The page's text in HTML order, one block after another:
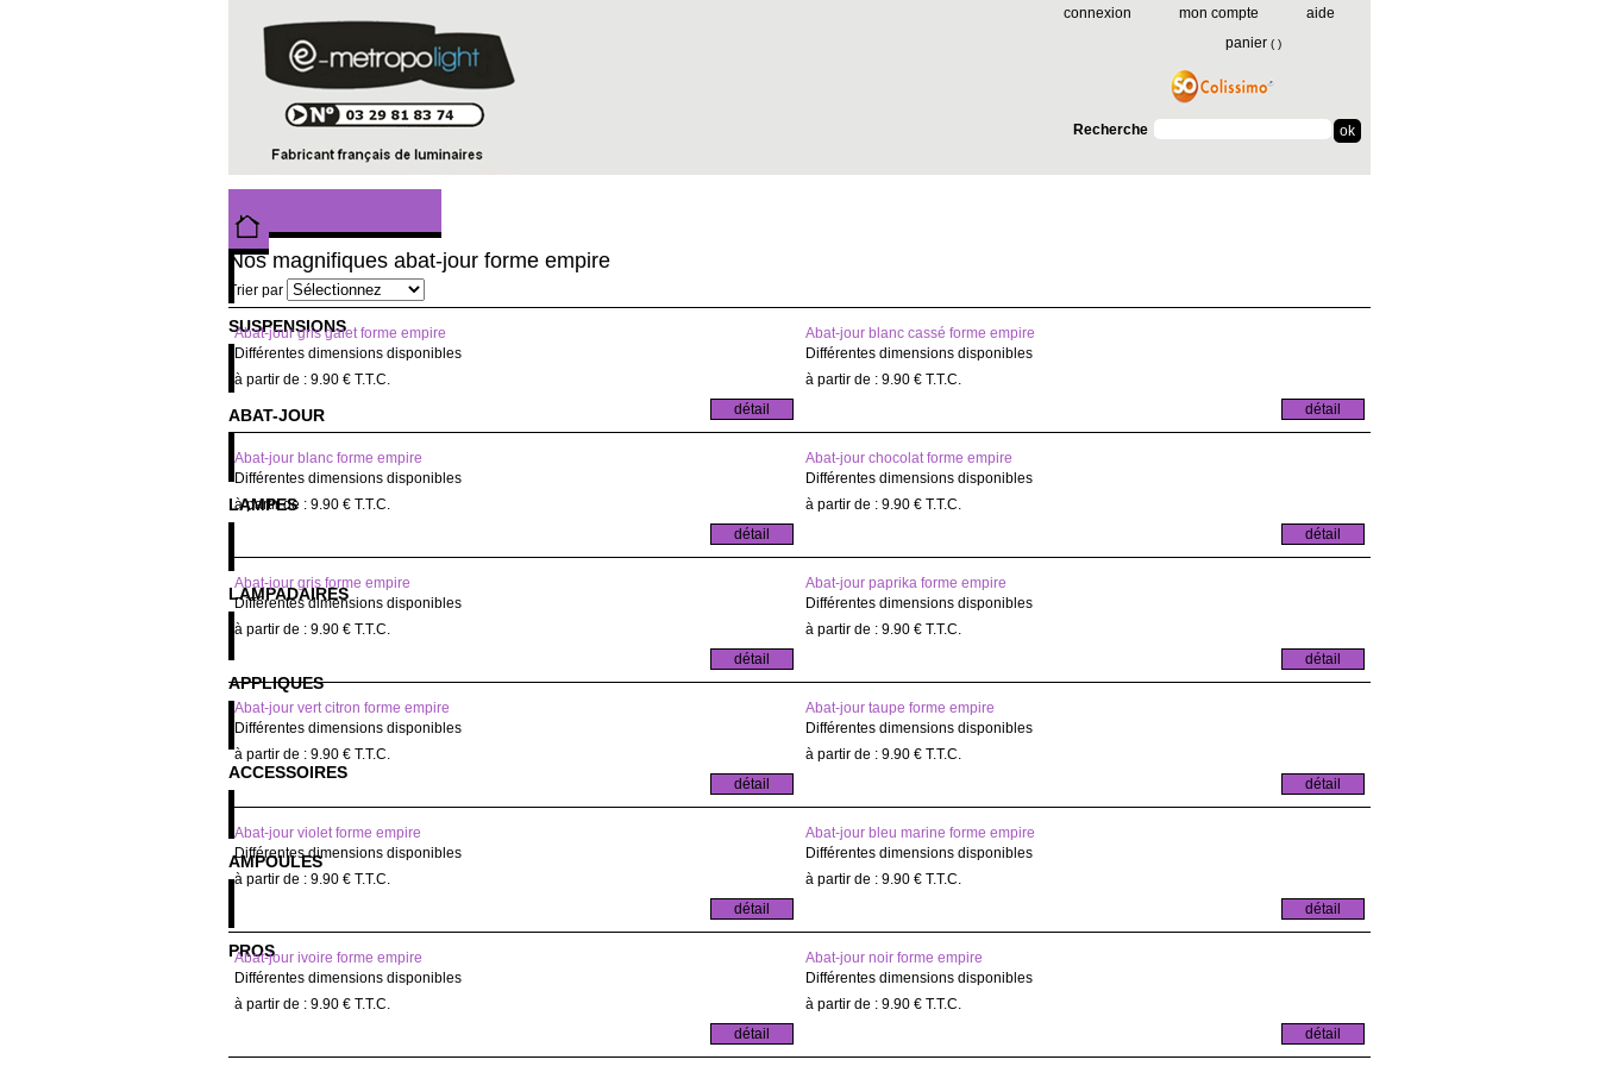
aide
mon compte
connexion
panier ( )
SUSPENSIONS
ABAT-JOUR
LAMPES
LAMPADAIRES
APPLIQUES
ACCESSOIRES
AMPOULES
PROS
Recherche
Nos magnifiques abat-jour forme empire
Trier par
Abat-jour gris galet forme empire
Différentes dimensions disponibles
9.90 € T.T.C.
Abat-jour blanc cassé forme empire
Différentes dimensions disponibles
9.90 € T.T.C.
Abat-jour blanc forme empire
Différentes dimensions disponibles
9.90 € T.T.C.
Abat-jour chocolat forme empire
Différentes dimensions disponibles
9.90 € T.T.C.
Abat-jour gris forme empire
Différentes dimensions disponibles
9.90 € T.T.C.
Abat-jour paprika forme empire
Différentes dimensions disponibles
9.90 € T.T.C.
Abat-jour vert citron forme empire
Différentes dimensions disponibles
9.90 € T.T.C.
Abat-jour taupe forme empire
Différentes dimensions disponibles
9.90 € T.T.C.
Abat-jour violet forme empire
Différentes dimensions disponibles
9.90 € T.T.C.
Abat-jour bleu marine forme empire
Différentes dimensions disponibles
9.90 € T.T.C.
Abat-jour ivoire forme empire
Différentes dimensions disponibles
9.90 € T.T.C.
Abat-jour noir forme empire
Différentes dimensions disponibles
9.90 € T.T.C.